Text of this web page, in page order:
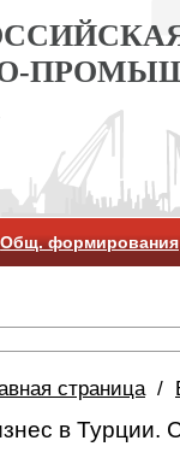
Общ. формирования
страница /
в Турции.